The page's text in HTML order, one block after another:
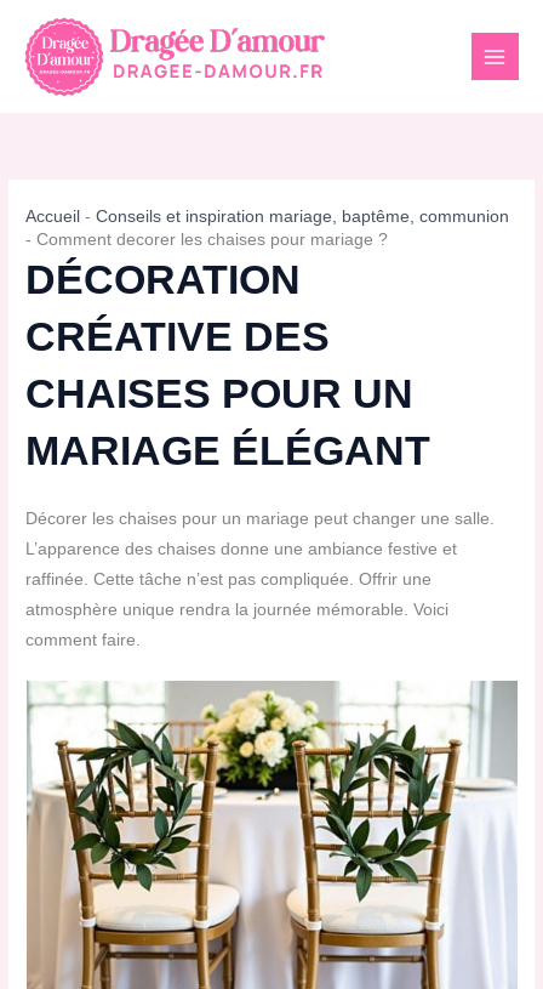
contenu
Accueil -Conseils et inspiration mariage, baptême, communion
-Comment decorer les chaises pour mariage ?
DÉCORATION
CRÉATIVE DES
CHAISES POUR UN
MARIAGE ÉLÉGANT
Décorer les chaises pour un mariage peut changer une salle.
L’apparence des chaises donne une ambiance festive et
raffinée. Cette tâche n’est pas compliquée. Offrir une
atmosphère unique rendra la journée mémorable. Voici
comment faire.